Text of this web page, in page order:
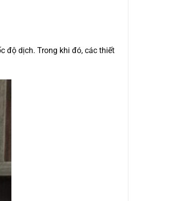
độ dịch. Trong khi đó, các thiết